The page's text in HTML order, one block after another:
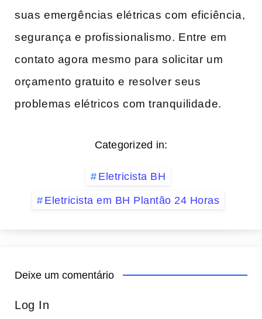
suas emergências elétricas com eficiência,
segurança e profissionalismo. Entre em
contato agora mesmo para solicitar um
orçamento gratuito e resolver seus
problemas elétricos com tranquilidade.
Categorized in:
Eletricista BH
Eletricista em BH Plantão 24 Horas
Deixe um comentário
Log In